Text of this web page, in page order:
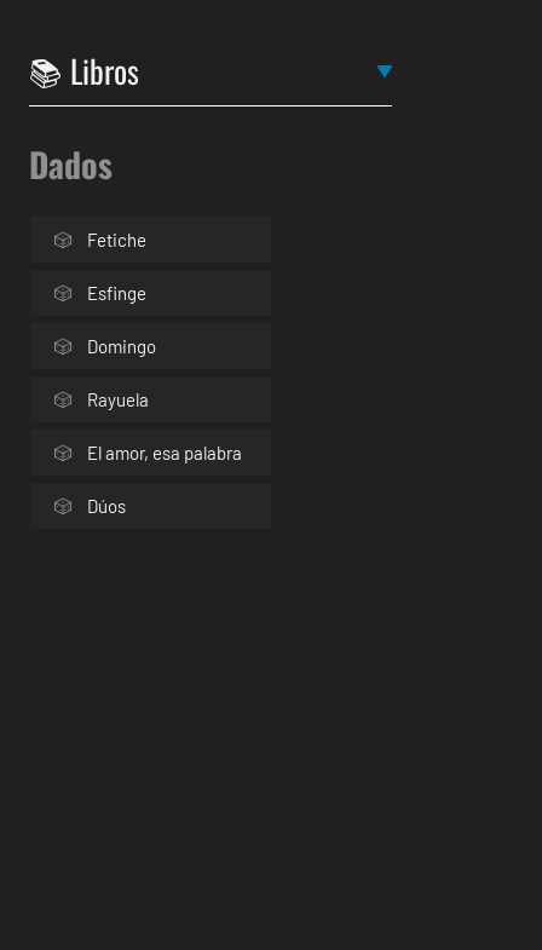
Dados
Fetiche
Esfinge
Domingo
Rayuela
El amor, esa palabra
Dúos